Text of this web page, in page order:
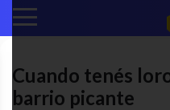
Cuando tenés
barrio picante